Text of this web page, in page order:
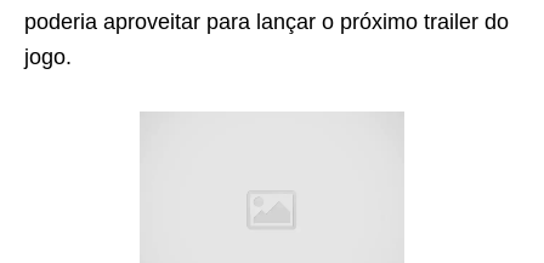
poderia aproveitar para lançar o próximo trailer do
jogo.